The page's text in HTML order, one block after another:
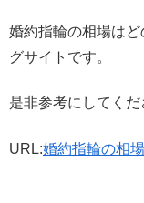
婚約指輪の相場は
グサイトです。
是非参考にしてくだ
URL:婚約指輪の相